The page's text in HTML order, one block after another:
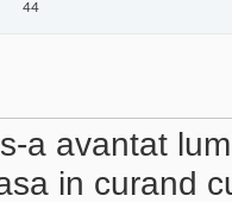
44
a avantat
in curand